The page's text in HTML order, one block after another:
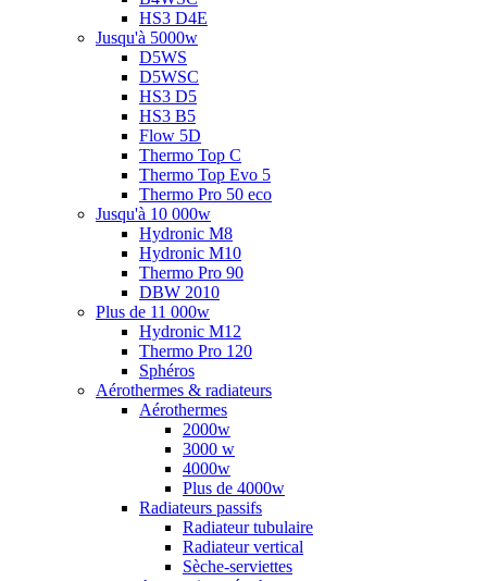
HS3 D4E
Jusqu'à 5000w
D5WS
D5WSC
HS3 D5
HS3 B5
Flow 5D
Thermo Top C
Thermo Top Evo 5
Thermo Pro 50 eco
Jusqu'à 10 000w
Hydronic M8
Hydronic M10
Thermo Pro 90
DBW 2010
Plus de 11 000w
Hydronic M12
Thermo Pro 120
Sphéros
Aérothermes & radiateurs
Aérothermes
2000w
3000 w
4000w
Plus de 4000w
Radiateurs passifs
Radiateur tubulaire
Radiateur vertical
Sèche-serviettes